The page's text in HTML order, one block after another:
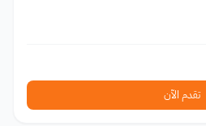
تقدم الآن